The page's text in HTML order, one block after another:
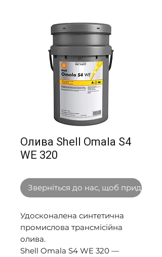
Олива Shell Omala S4
WE 320
Зверніться до нас, щоб придбати
Удосконалена синтетична
промислова трансмісійна
олива.
Shell Omala S4 WE 320 —